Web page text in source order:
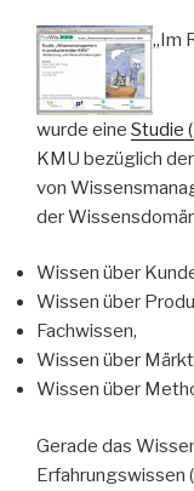
„Im
wurde eine Studie
KMU bezüglich
von
der
Wissen über
Wissen über
Fachwissen,
Wissen über
Wissen über
Gerade das
Erfahrungswissen